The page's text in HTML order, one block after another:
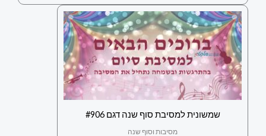
שמשונית למסיבת סוף שנה דגם #906
מסיבות וסוף שנה
למוצר
זה
יש
מספר
סוגים.
ניתן